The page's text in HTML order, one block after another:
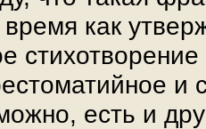
как
и
есть и